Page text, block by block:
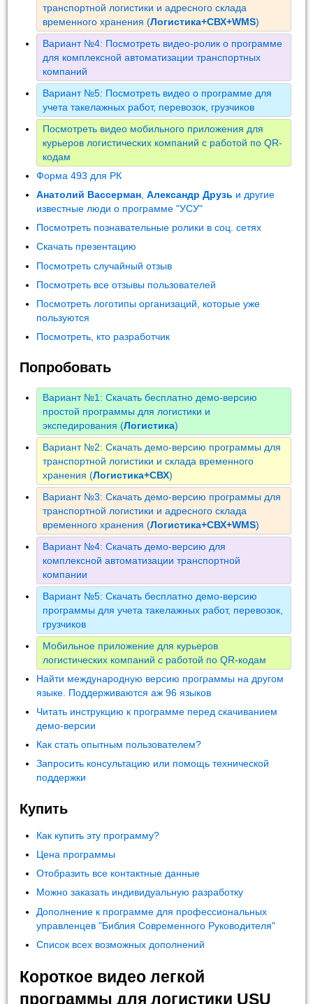
транспортной логистики и адресного склада
временного хранения (Логистика+СВХ+WMS)
Вариант №4: Посмотреть видео-ролик о программе
для комплексной автоматизации транспортных
компаний
Вариант №5: Посмотреть видео о программе для
учета такелажных работ, перевозок, грузчиков
Посмотреть видео мобильного приложения для
курьеров логистических компаний с работой по QR-
кодам
Форма 493 для РК
Анатолий Вассерман ,Александр Друзь и другие
известные люди о программе "УСУ"
Посмотреть познавательные ролики в соц. сетях
Скачать презентацию
Посмотреть случайный отзыв
Посмотреть все отзывы пользователей
Посмотреть логотипы организаций, которые уже
пользуются
Посмотреть, кто разработчик
Попробовать
Вариант №1: Скачать бесплатно демо-версию
простой программы для логистики и
экспедирования (Логистика)
Вариант №2: Скачать демо-версию программы для
транспортной логистики и склада временного
хранения (Логистика+СВХ)
Вариант №3: Скачать демо-версию программы для
транспортной логистики и адресного склада
временного хранения (Логистика+СВХ+WMS)
Вариант №4: Скачать демо-версию для
комплексной автоматизации транспортной
компании
Вариант №5: Скачать бесплатно демо-версию
программы для учета такелажных работ, перевозок,
грузчиков
Мобильное приложение для курьеров
логистических компаний с работой по QR-кодам
Найти международную версию программы на другом
языке. Поддерживаются аж 96 языков
Читать инструкцию к программе перед скачиванием
демо-версии
Как стать опытным пользователем?
Запросить консультацию или помощь технической
поддержки
Купить
Как купить эту программу?
Цена программы
Отобразить все контактные данные
Можно заказать индивидуальную разработку
Дополнение к программе для профессиональных
управленцев "Библия Современного Руководителя"
Список всех возможных дополнений
Короткое видео легкой
программы для логистики USU